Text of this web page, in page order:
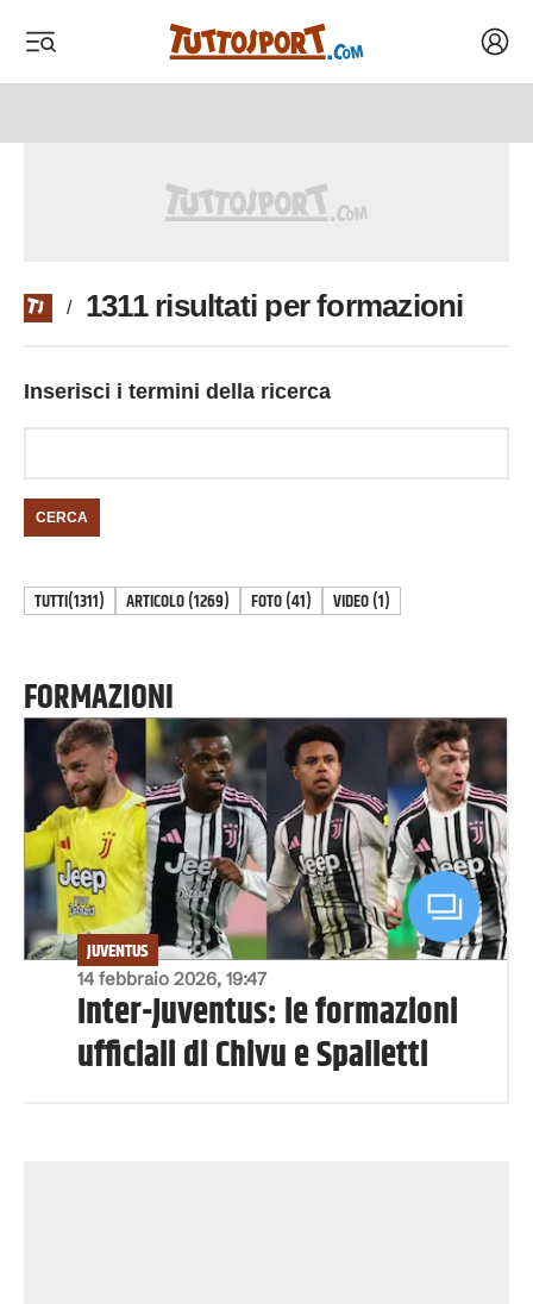
/ 1311 risultati per formazioni
Inserisci i termini della ricerca
CERCA
TUTTI(1311) ARTICOLO(1269) FOTO(41) VIDEO(1)
FORMAZIONI
14 febbraio 2026, 19:47
JUVENTUS
Inter-Juventus: le formazioni
ufficiali di Chivu e Spalletti